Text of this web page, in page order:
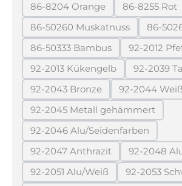
86-8204 Orange
(Diese Option ist zurzeit
86-8255 Rot
(Diese
86-50260 Muskatnuss
(Diese Option ist zurzeit
86-
86-50333 Bambus
(Diese Option ist zurzeit
92-2012
92-2013 Kükengelb
(Diese Option ist zurzeit
92-2039
92-2043 Bronze
(Diese Option ist zurzeit nicht
92-2044
(Diese
92-2045 Metall gehämmert
(Diese Option ist
92-2046 Alu/Seidenfarben
(Diese Option ist
92-2047 Anthrazit
(Diese Option ist zurzeit
92-2048
92-2051 Alu/Weiß
(Diese Option ist zurzeit
92-2053